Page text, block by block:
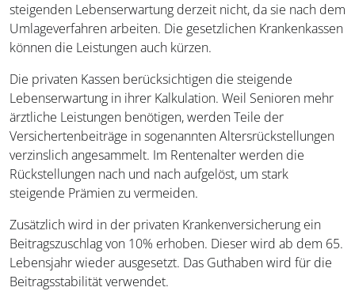
steigenden Lebenserwartung derzeit nicht, da sie nach dem
Umlageverfahren arbeiten. Die gesetzlichen Krankenkassen
können die Leistungen auch kürzen.
Die privaten Kassen berücksichtigen die steigende
Lebenserwartung in ihrer Kalkulation. Weil Senioren mehr
ärztliche Leistungen benötigen, werden Teile der
Versichertenbeiträge in sogenannten Altersrückstellungen
verzinslich angesammelt. Im Rentenalter werden die
Rückstellungen nach und nach aufgelöst, um stark
steigende Prämien zu vermeiden.
Zusätzlich wird in der privaten Krankenversicherung ein
Beitragszuschlag von 10% erhoben. Dieser wird ab dem 65.
Lebensjahr wieder ausgesetzt. Das Guthaben wird für die
Beitragsstabilität verwendet.